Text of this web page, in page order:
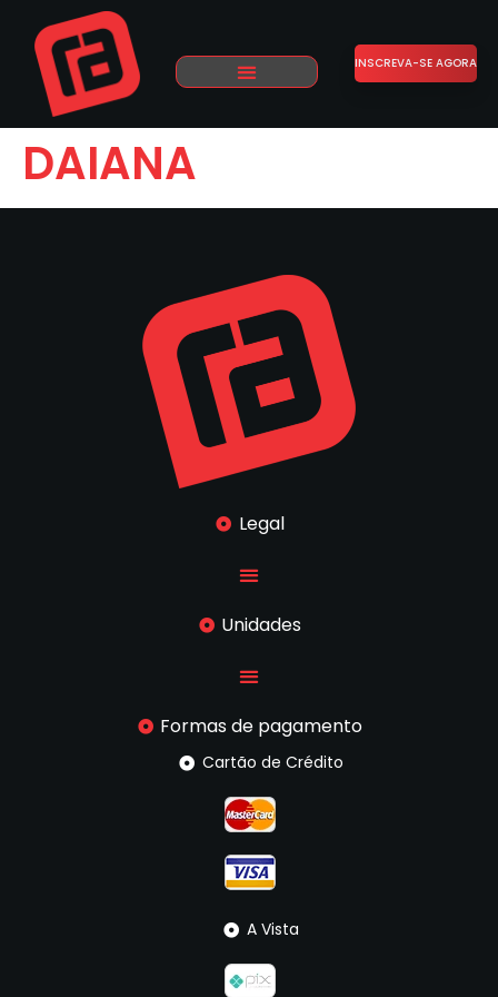
INSCREVA-SE AGORA
DAIANA
Legal
Unidades
Formas de pagamento
Cartão de Crédito
A Vista